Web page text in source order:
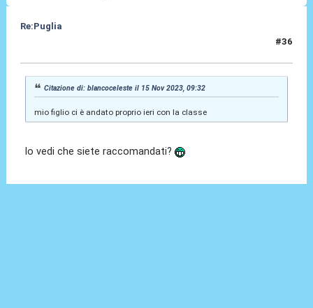
Re:Puglia
#36
Citazione di: blancoceleste il 15 Nov 2023, 09:32
mio figlio ci è andato proprio ieri con la classe
lo vedi che siete raccomandati?